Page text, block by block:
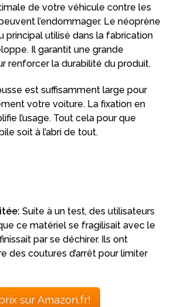
de votre véhicule contre les
l’endommager. Le néoprène
principal utilisé dans la fabrication
Il garantit une grande
renforcer la durabilité du produit.
est suffisamment large pour
votre voiture. La fixation en
l’usage. Tout cela pour que
soit à l’abri de tout.
Suite à un test, des utilisateurs
ce matériel se fragilisait avec le
par se déchirer. Ils ont
des coutures d’arrêt pour limiter
sur Amazon.fr!